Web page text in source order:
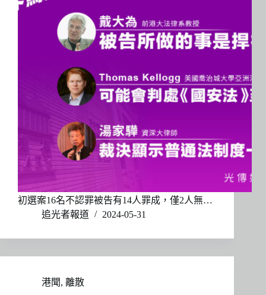
初選案16名不認罪被告有14人罪成，僅2人無…
追光者報道
2024-05-31
港聞, 離散